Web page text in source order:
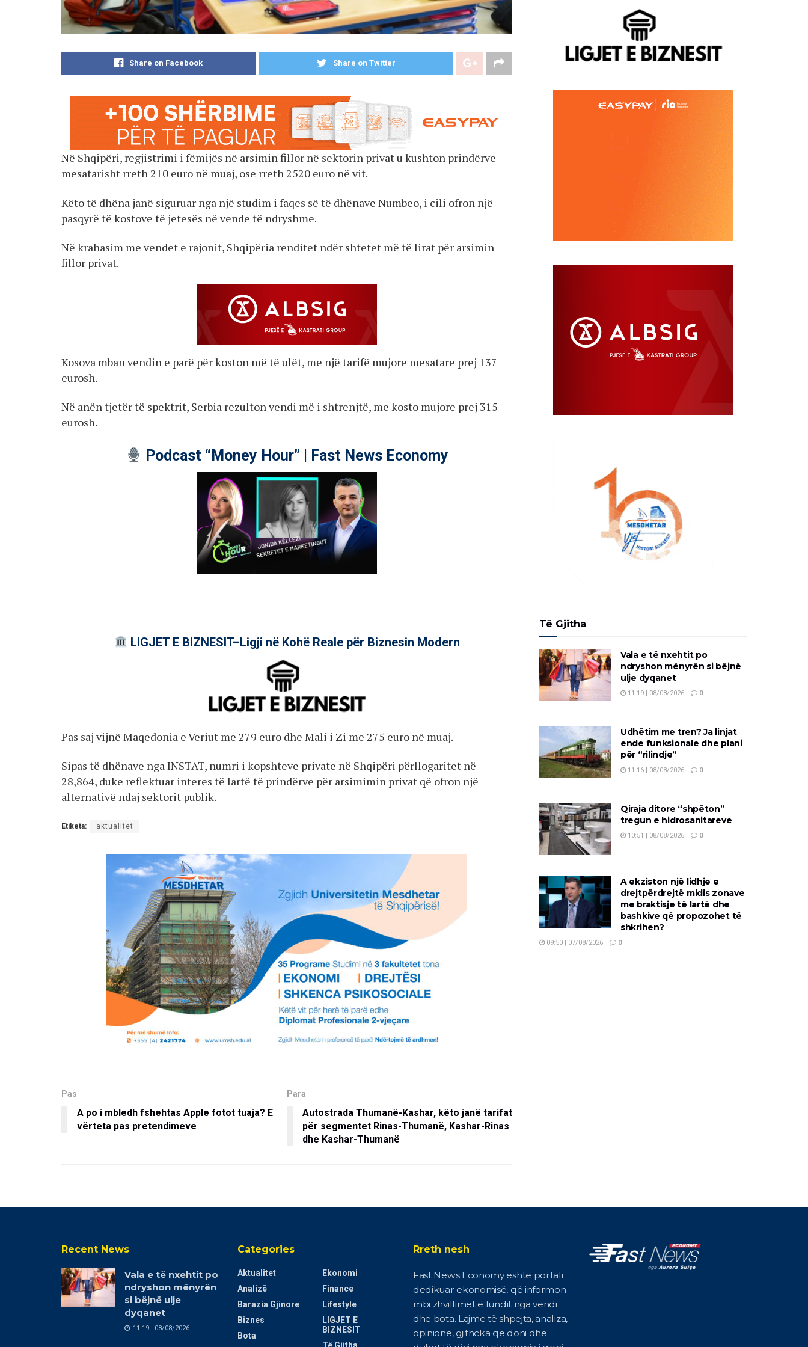
Share on Facebook Share on Twitter
Në Shqipëri, regjistrimi i fëmijës në arsimin fillor në sektorin privat u kushton prindërve
mesatarisht rreth 210 euro në muaj, ose rreth 2520 euro në vit.
Këto të dhëna janë siguruar nga një studim i faqes së të dhënave Numbeo, i cili ofron një
pasqyrë të kostove të jetesës në vende të ndryshme.
Në krahasim me vendet e rajonit, Shqipëria renditet ndër shtetet më të lirat për arsimin
fillor privat.
Kosova mban vendin e parë për koston më të ulët, me një tarifë mujore mesatare prej 137
eurosh.
Në anën tjetër të spektrit, Serbia rezulton vendi më i shtrenjtë, me kosto mujore prej 315
eurosh.
Podcast “Money Hour” | Fast News Economy
LIGJET E BIZNESIT–Ligji në Kohë Reale për Biznesin Modern
Pas saj vijnë Maqedonia e Veriut me 279 euro dhe Mali i Zi me 275 euro në muaj.
Sipas të dhënave nga INSTAT, numri i kopshteve private në Shqipëri përllogaritet në
28,864, duke reflektuar interes të lartë të prindërve për arsimimin privat që ofron një
alternativë ndaj sektorit publik.
Etiketa: aktualitet
Pas
A po i mbledh fshehtas Apple fotot tuaja? E
vërteta pas pretendimeve
Para
Autostrada Thumanë-Kashar, këto janë tarifat
për segmentet Rinas-Thumanë, Kashar-Rinas
dhe Kashar-Thumanë
Të Gjitha
Vala e të nxehtit po
ndryshon mënyrën si bëjnë
ulje dyqanet
11:19 | 08/08/2026 0
Udhëtim me tren? Ja linjat
ende funksionale dhe plani
për “rilindje”
11:16 | 08/08/2026 0
Qiraja ditore “shpëton”
tregun e hidrosanitareve
10:51 | 08/08/2026 0
A ekziston një lidhje e
drejtpërdrejtë midis zonave
me braktisje të lartë dhe
bashkive që propozohet të
shkrihen?
09:50 | 07/08/2026 0
Recent News
Vala e të nxehtit po
ndryshon mënyrën
si bëjnë ulje
dyqanet
11:19 | 08/08/2026
Categories
Aktualitet
Analizë
Barazia Gjinore
Biznes
Bota
Ekonomi
Finance
Lifestyle
LIGJET E
BIZNESIT
Rreth nesh
Fast News Economy është portali
dedikuar ekonomisë, që informon
mbi zhvillimet e fundit nga vendi
dhe bota. Lajme të shpejta, analiza,
opinione, gjithcka që doni dhe